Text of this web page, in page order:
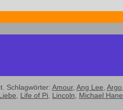
Schlagwörter: Amour, Ang Lee, Argo,
, Life of Pi, Lincoln, Michael